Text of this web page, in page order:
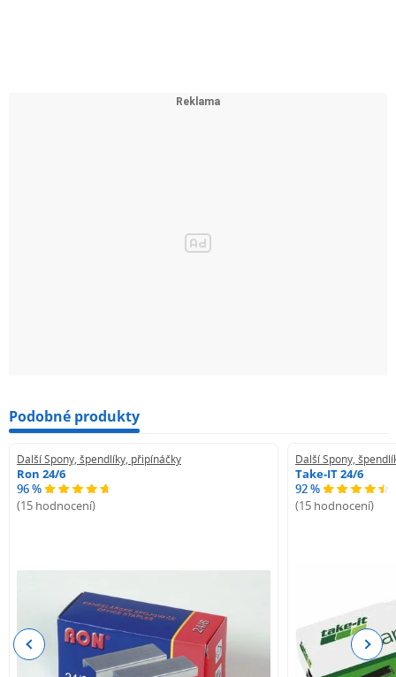
Podobné produkty
Další Spony, špendlíky, připínáčky
Ron 24/6
96 %
(15 hodnocení)
Další Spony,
Take-IT 24/6
92 %
(15 hodnocení)
Previous Next